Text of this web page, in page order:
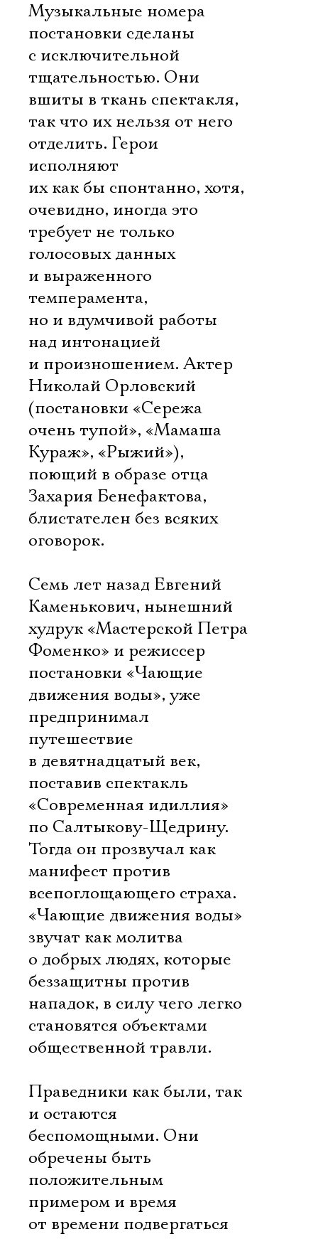
Музыкальные номера
постановки сделаны
с исключительной
тщательностью. Они
вшиты в ткань спектакля,
так что их нельзя от него
отделить. Герои
исполняют
их как бы спонтанно, хотя,
очевидно, иногда это
требует не только
голосовых данных
и выраженного
темперамента,
но и вдумчивой работы
над интонацией
и произношением. Актер
Николай Орловский
(постановки «Сережа
очень тупой», «Мамаша
Кураж», «Рыжий»),
поющий в образе отца
Захария Бенефактова,
блистателен без всяких
оговорок.
Семь лет назад Евгений
Каменькович, нынешний
худрук «Мастерской Петра
Фоменко» и режиссер
постановки «Чающие
движения воды», уже
предпринимал
путешествие
в девятнадцатый век,
поставив спектакль
«Современная идиллия»
по Салтыкову-Щедрину.
Тогда он прозвучал как
манифест против
всепоглощающего страха.
«Чающие движения воды»
звучат как молитва
о добрых людях, которые
беззащитны против
нападок, в силу чего легко
становятся объектами
общественной травли.
Праведники как были, так
и остаются
беспомощными. Они
обречены быть
положительным
примером и время
от времени подвергаться
Имя
Ознакомиться